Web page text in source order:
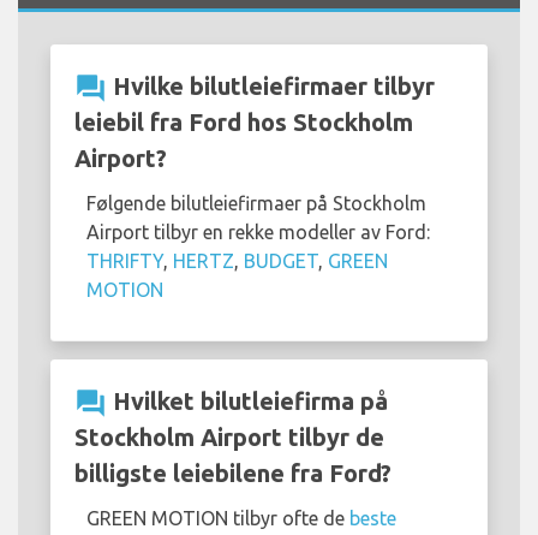
question_answer Hvilke bilutleiefirmaer tilbyr
leiebil fra Ford hos Stockholm
Airport?
Følgende bilutleiefirmaer på Stockholm
Airport tilbyr en rekke modeller av Ford:
THRIFTY, HERTZ, BUDGET, GREEN
MOTION
question_answer Hvilket bilutleiefirma på
Stockholm Airport tilbyr de
billigste leiebilene fra Ford?
GREEN MOTION tilbyr ofte de beste